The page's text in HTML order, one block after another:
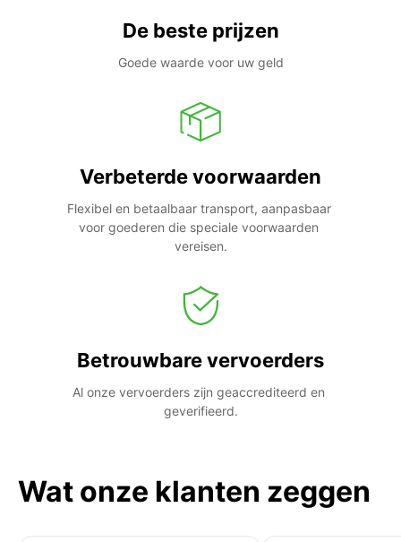
De beste prijzen
Goede waarde voor uw geld
Verbeterde voorwaarden
Flexibel en betaalbaar transport, aanpasbaar
voor goederen die speciale voorwaarden
vereisen.
Betrouwbare vervoerders
Al onze vervoerders zijn geaccrediteerd en
geverifieerd.
Wat onze klanten zeggen